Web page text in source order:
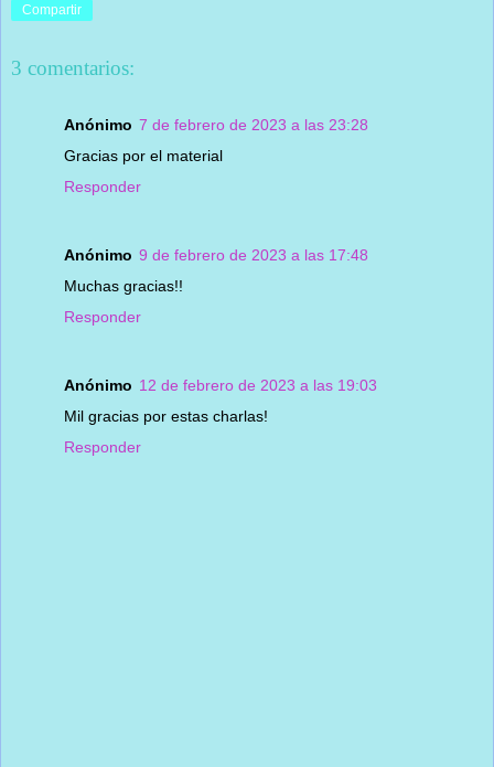
Compartir
3 comentarios:
Anónimo 7 de febrero de 2023 a las 23:28
Gracias por el material
Responder
Anónimo 9 de febrero de 2023 a las 17:48
Muchas gracias!!
Responder
Anónimo 12 de febrero de 2023 a las 19:03
Mil gracias por estas charlas!
Responder